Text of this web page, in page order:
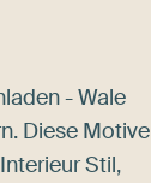
- Wale
Diese Motive
Stil,